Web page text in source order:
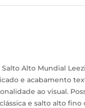
Alto Mundial
e acabamento
ao visual.
e salto alto fino